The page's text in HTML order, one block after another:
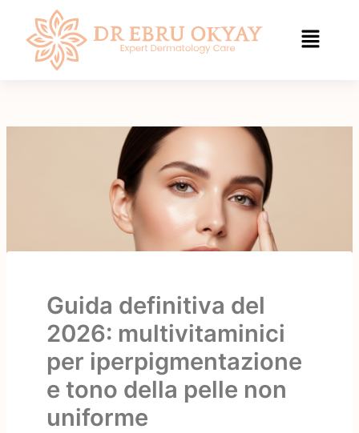
contenuto
Guida definitiva del
2026: multivitaminici
per iperpigmentazione
e tono della pelle non
uniforme